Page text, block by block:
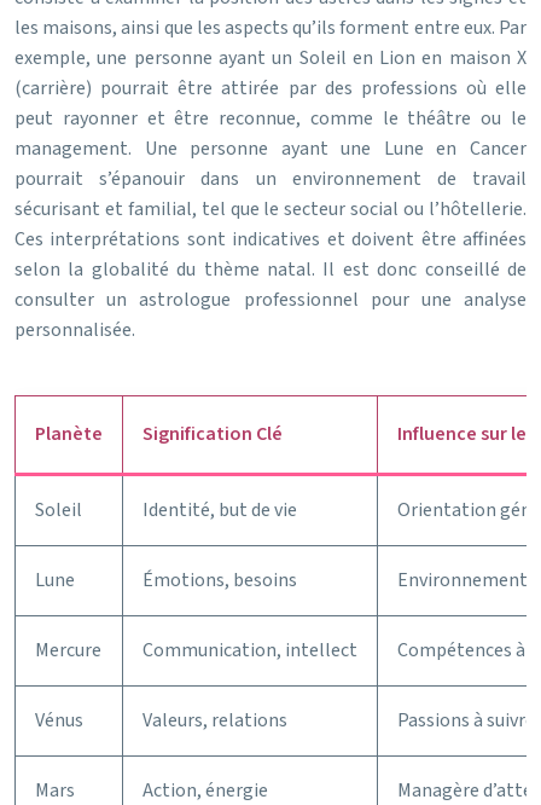
les maisons, ainsi que les aspects qu’ils forment entre eux. Par
exemple, une personne ayant un Soleil en Lion en maison X
(carrière) pourrait être attirée par des professions où elle
peut rayonner et être reconnue, comme le théâtre ou le
management. Une personne ayant une Lune en Cancer
pourrait s’épanouir dans un environnement de travail
sécurisant et familial, tel que le secteur social ou l’hôtellerie.
Ces interprétations sont indicatives et doivent être affinées
selon la globalité du thème natal. Il est donc conseillé de
consulter un astrologue professionnel pour une analyse
personnalisée.
Planète Signification Clé Influence sur
Soleil Identité, but de vie Orientation
Lune Émotions, besoins Environnement
Mercure Communication, intellect Compétences à
Vénus Valeurs, relations Passions à
Mars Action, énergie Managère